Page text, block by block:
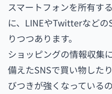
スマートフォンを所有す
に、LINEやTwitterなどの
りつつあります。
ショッピングの情報収集
備えたSNSで買い物した
びつきが強くなっている